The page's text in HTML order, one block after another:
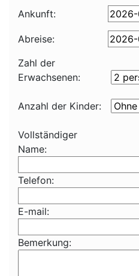
Ankunft:
Abreise:
Zahl der
Erwachsenen:
Anzahl der Kinder:
Vollständiger
Name:
Telefon:
E-mail:
Bemerkung: